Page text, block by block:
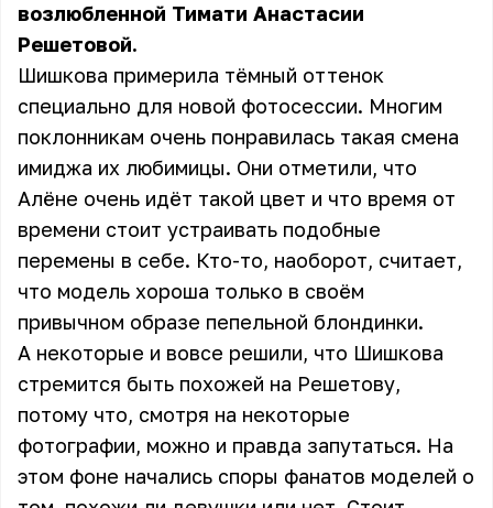
возлюбленной Тимати Анастасии
Решетовой.
Шишкова примерила тёмный оттенок
специально для новой фотосессии. Многим
поклонникам очень понравилась такая смена
имиджа их любимицы. Они отметили, что
Алёне очень идёт такой цвет и что время от
времени стоит устраивать подобные
перемены в себе. Кто-то, наоборот, считает,
что модель хороша только в своём
привычном образе пепельной блондинки.
А некоторые и вовсе решили, что Шишкова
стремится быть похожей на Решетову,
потому что, смотря на некоторые
фотографии, можно и правда запутаться. На
этом фоне начались споры фанатов моделей о